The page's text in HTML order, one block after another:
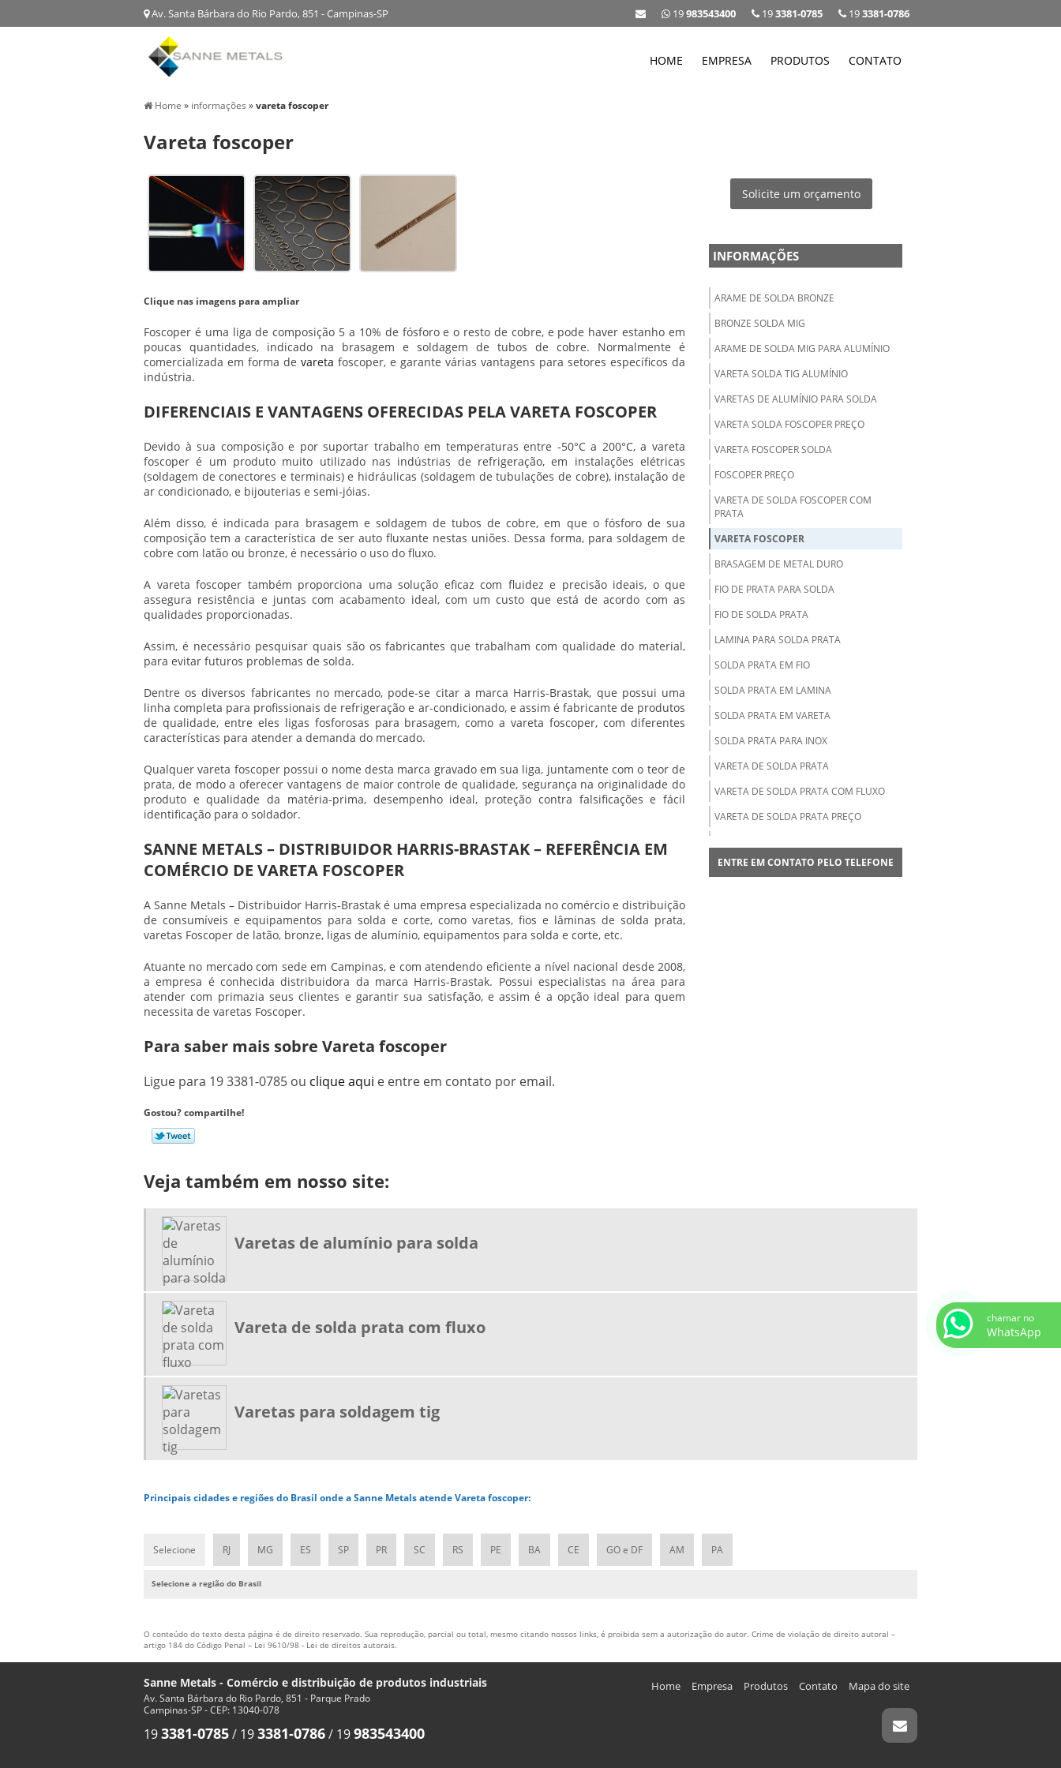
Av. Santa Bárbara do Rio Pardo, 851 - Campinas-SP 193381-0786
193381-0785
19983543400
HOME EMPRESA PRODUTOS CONTATO
Home » informações »vareta foscoper
Vareta foscoper
Clique nas imagens para ampliar
Foscoper é uma liga de composição 5 a 10% de fósforo e o resto de cobre, e pode haver estanho em
poucas quantidades, indicado na brasagem e soldagem de tubos de cobre. Normalmente é
comercializada em forma de vareta foscoper, e garante várias vantagens para setores específicos da
indústria.
DIFERENCIAIS E VANTAGENS OFERECIDAS PELA VARETA FOSCOPER
Devido à sua composição e por suportar trabalho em temperaturas entre -50°C a 200°C, a vareta
foscoper é um produto muito utilizado nas indústrias de refrigeração, em instalações elétricas
(soldagem de conectores e terminais) e hidráulicas (soldagem de tubulações de cobre), instalação de
ar condicionado, e bijouterias e semi-jóias.
Além disso, é indicada para brasagem e soldagem de tubos de cobre, em que o fósforo de sua
composição tem a característica de ser auto fluxante nestas uniões. Dessa forma, para soldagem de
cobre com latão ou bronze, é necessário o uso do fluxo.
A vareta foscoper também proporciona uma solução eficaz com fluidez e precisão ideais, o que
assegura resistência e juntas com acabamento ideal, com um custo que está de acordo com as
qualidades proporcionadas.
Assim, é necessário pesquisar quais são os fabricantes que trabalham com qualidade do material,
para evitar futuros problemas de solda.
Dentre os diversos fabricantes no mercado, pode-se citar a marca Harris-Brastak, que possui uma
linha completa para profissionais de refrigeração e ar-condicionado, e assim é fabricante de produtos
de qualidade, entre eles ligas fosforosas para brasagem, como avareta foscoper, com diferentes
características para atender a demanda do mercado.
Qualquervareta foscoperpossui o nome desta marca gravado em sua liga, juntamente com o teor de
prata, de modo a oferecer vantagens de maior controle de qualidade, segurança na originalidade do
produto e qualidade da matéria-prima, desempenho ideal, proteção contra falsificações e fácil
identificação para o soldador.
SANNE METALS – DISTRIBUIDOR HARRIS-BRASTAK – REFERÊNCIA EM
COMÉRCIO DE VARETA FOSCOPER
A Sanne Metals – Distribuidor Harris-Brastak é uma empresa especializada no comércio e distribuição
de consumíveis e equipamentos para solda e corte, como varetas, fios e lâminas de solda prata,
varetas Foscoper de latão, bronze, ligas de alumínio, equipamentos para solda e corte, etc.
Atuante no mercado com sede em Campinas, e com atendendo eficiente a nível nacional desde 2008,
a empresa é conhecida distribuidora da marca Harris-Brastak. Possui especialistas na área para
atender com primazia seus clientes e garantir sua satisfação, e assim é a opção ideal para quem
necessita de varetas Foscoper.
Para saber mais sobre Vareta foscoper
Ligue para 19 3381-0785 ou clique aqui e entre em contato por email.
Gostou? compartilhe!
Solicite um orçamento
INFORMAÇÕES
ARAME DE SOLDA BRONZE
BRONZE SOLDA MIG
ARAME DE SOLDA MIG PARA ALUMÍNIO
VARETA SOLDA TIG ALUMÍNIO
VARETAS DE ALUMÍNIO PARA SOLDA
VARETA SOLDA FOSCOPER PREÇO
VARETA FOSCOPER SOLDA
FOSCOPER PREÇO
VARETA DE SOLDA FOSCOPER COM
PRATA
VARETA FOSCOPER
BRASAGEM DE METAL DURO
FIO DE PRATA PARA SOLDA
FIO DE SOLDA PRATA
LAMINA PARA SOLDA PRATA
SOLDA PRATA EM FIO
SOLDA PRATA EM LAMINA
SOLDA PRATA EM VARETA
SOLDA PRATA PARA INOX
VARETA DE SOLDA PRATA
VARETA DE SOLDA PRATA COM FLUXO
VARETA DE SOLDA PRATA PREÇO
VARETA DE LATÃO PARA SOLDA
REVESTIMENTO DURO STELLITE
ENTRE EM CONTATO PELO TELEFONE
Veja também em nosso site:
Varetas de alumínio para solda
Vareta de solda prata com fluxo
Varetas para soldagem tig
Principais cidades e regiões do Brasil onde a Sanne Metals atende Vareta foscoper:
Selecione RJ MG ES SP PR SC RS PE BA CE GO e DF AM PA
Selecione a região do Brasil
O conteúdo do texto desta página é de direito reservado. Sua reprodução, parcial ou total, mesmo citando nossos links, é proibida sem a autorização do autor. Crime de violação de direito autoral –
artigo 184 do Código Penal – Lei 9610/98 - Lei de direitos autorais.
Sanne Metals - Comércio e distribuição de produtos industriais
Av. Santa Bárbara do Rio Pardo, 851 - Parque Prado
Campinas-SP - CEP: 13040-078
193381-0785/ 193381-0786/ 19983543400
Home Empresa Produtos Contato Mapa do site
chamar no
WhatsApp